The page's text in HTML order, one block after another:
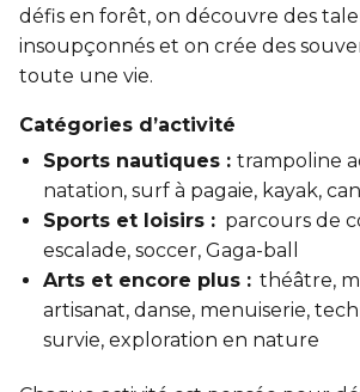
défis en forêt, on découvre des
insoupçonnés et on crée des
toute une vie.
Catégories d’activité
Sports nautiques : trampoline
natation, surf à pagaie, kayak,
Sports et loisirs : parcours de
escalade, soccer, Gaga-ball
Arts et encore plus : théâtre,
artisanat, danse, menuiserie,
survie, exploration en nature